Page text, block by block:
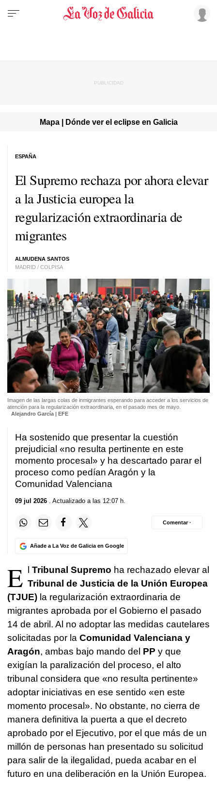
Mapa | Dónde ver el eclipse en Galicia
El Supremo rechaza por ahora elevar
a la Justicia europea la
regularización extraordinaria de
migrantes
ALMUDENA SANTOS
MADRID / COLPISA
ESPAÑA
Imagen de las largas colas de inmigrantes esperando para acceder a los servicios de
atención para la regularización extraordinaria, en el pasado mes de mayo.
Alejandro García | EFE
Ha sostenido que presentar la cuestión
prejudicial «no resulta pertinente en este
momento procesal» y ha descartado parar el
proceso como pedían Aragón y la
Comunidad Valenciana
09 jul 2026 . Actualizado a las 12:07 h.
Añade a La Voz de Galicia en Google
Comentar ·
E Tribunal Supremo ha rechazado elevar al
Tribunal de Justicia de la Unión Europea
(TJUE) la regularización extraordinaria de
migrantes aprobada por el Gobierno el pasado
14 de abril. Al no adoptar las medidas cautelares
solicitadas por la Comunidad Valenciana y
Aragón, ambas bajo mando del PP y que
exigían la paralización del proceso, el alto
tribunal considera que «no resulta pertinente»
adoptar iniciativas en ese sentido «en este
momento procesal». No obstante, no cierra de
manera definitiva la puerta a que el decreto
aprobado por el Ejecutivo, por el que más de un
millón de personas han presentado su solicitud
para salir de la ilegalidad, pueda acabar en el
futuro en una deliberación en la Unión Europea.